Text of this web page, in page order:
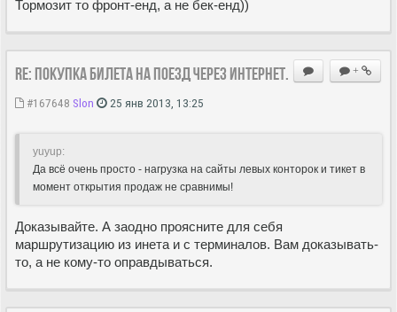
Тормозит то фронт-енд, а не бек-енд))
+
Re: Покупка билета на поезд через Интернет.
#167648 Slon 25 янв 2013, 13:25
yuyup:
Да всё очень просто - нагрузка на сайты левых конторок и тикет в
момент открытия продаж не сравнимы!
Доказывайте. А заодно проясните для себя
маршрутизацию из инета и с терминалов. Вам доказывать-
то, а не кому-то оправдываться.